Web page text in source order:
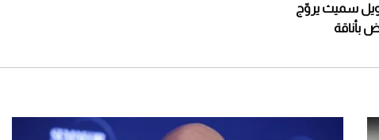
بـ1495 يورو.. ويل سميث يروّج